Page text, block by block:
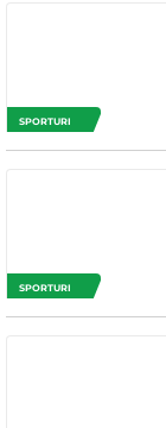
SPORTURI
SPORTURI